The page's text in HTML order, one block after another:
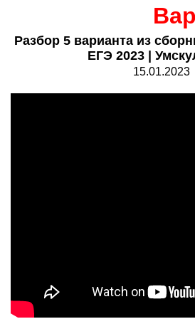
Разбор 5 варианта из
ЕГЭ 2023 |
1